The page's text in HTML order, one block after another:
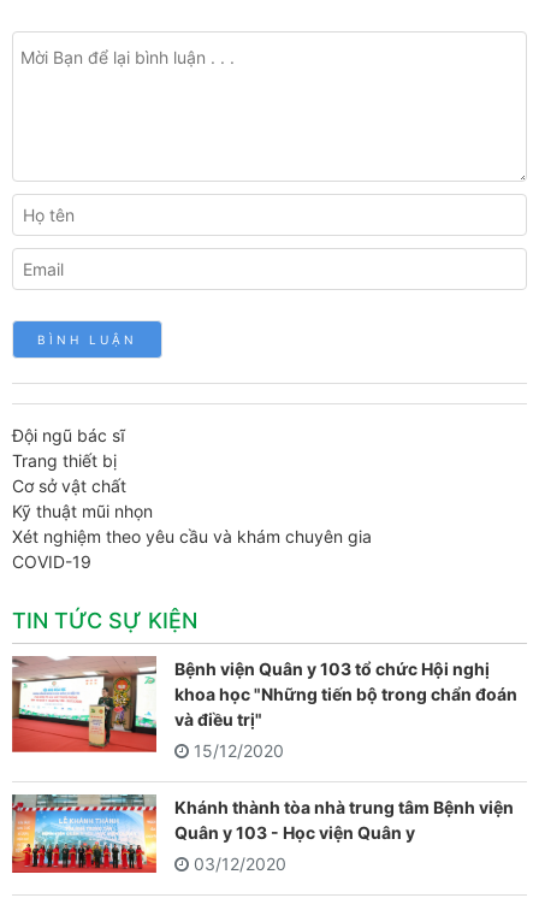
Đội ngũ bác sĩ
Trang thiết bị
Cơ sở vật chất
Kỹ thuật mũi nhọn
Xét nghiệm theo yêu cầu và khám chuyên gia
COVID-19
TIN TỨC SỰ KIỆN
Bệnh viện Quân y 103 tổ chức Hội nghị
khoa học "Những tiến bộ trong chẩn đoán
và điều trị"
15/12/2020
Khánh thành tòa nhà trung tâm Bệnh viện
Quân y 103 - Học viện Quân y
03/12/2020